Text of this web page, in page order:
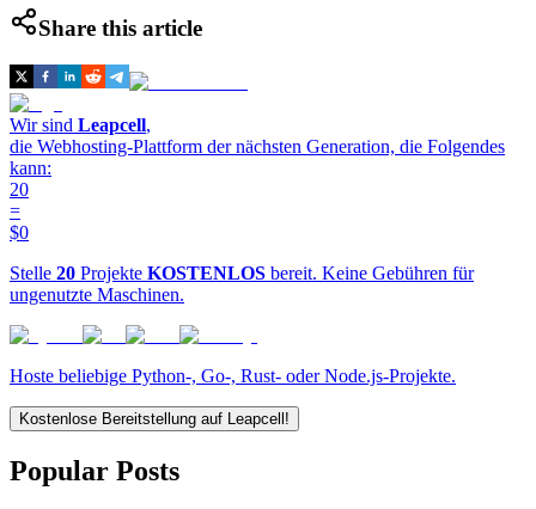
Share this article
Wir sind Leapcell,
die Webhosting-Plattform der nächsten Generation, die Folgendes
kann:
20
=
$0
Stelle 20 Projekte KOSTENLOS bereit. Keine Gebühren für
ungenutzte Maschinen.
Hoste beliebige Python-, Go-, Rust- oder Node.js-Projekte.
Kostenlose Bereitstellung auf Leapcell!
Popular Posts